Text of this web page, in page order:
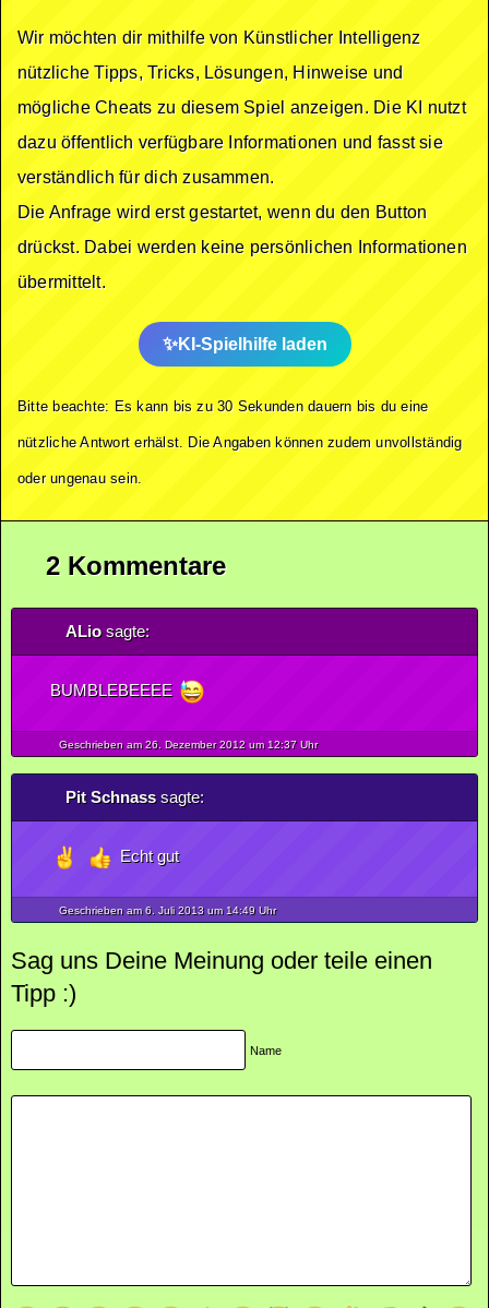
Wir möchten dir mithilfe von Künstlicher Intelligenz
nützliche Tipps, Tricks, Lösungen, Hinweise und
mögliche Cheats zu diesem Spiel anzeigen. Die KI nutzt
dazu öffentlich verfügbare Informationen und fasst sie
verständlich für dich zusammen.
Die Anfrage wird erst gestartet, wenn du den Button
drückst. Dabei werden keine persönlichen Informationen
übermittelt.
KI-Spielhilfe laden
Bitte beachte: Es kann bis zu 30 Sekunden dauern bis du eine
nützliche Antwort erhälst. Die Angaben können zudem unvollständig
oder ungenau sein.
2 Kommentare
ALiosagte:
BUMBLEBEEEE
Geschrieben am 26. Dezember2012um 12:37 Uhr
Pit Schnasssagte:
Echt gut
Geschrieben am 6. Juli2013um 14:49 Uhr
Sag uns Deine Meinung oder teile einen
Tipp :)
Name